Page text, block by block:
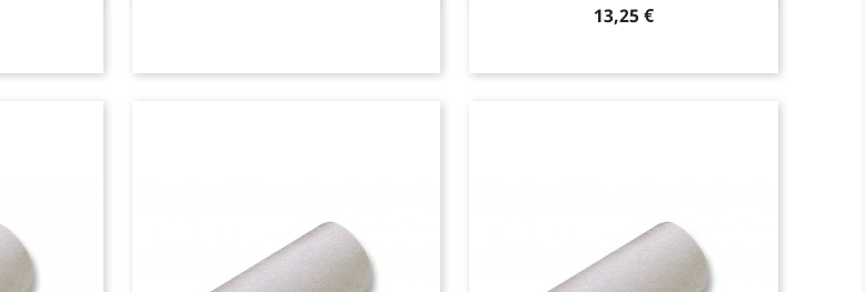
Prix
13,25 €